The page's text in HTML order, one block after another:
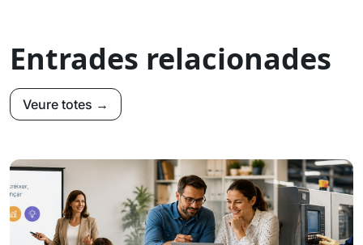
Entrades relacionades
Veure totes →